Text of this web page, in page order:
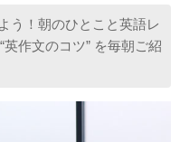
う！朝のひとこと英語レ
作文のコツ” を毎朝ご紹